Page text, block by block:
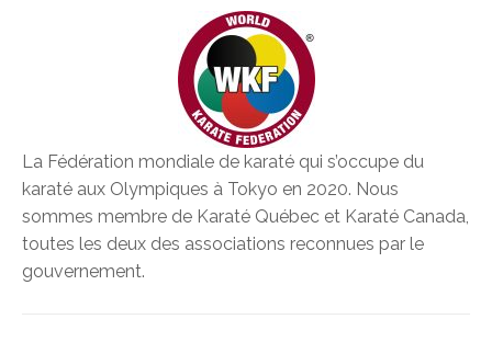
La Fédération mondiale de karaté qui s’occupe du
karaté aux Olympiques à Tokyo en 2020. Nous
sommes membre de Karaté Québec et Karaté Canada,
toutes les deux des associations reconnues par le
gouvernement.